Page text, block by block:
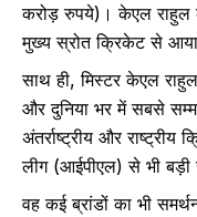
करोड़ रुपये)। केएल
मुख्य स्रोत क्रिकेट से
साथ ही, मिस्टर केएल
और दुनिया भर में सबसे
अंतर्राष्ट्रीय और
लीग (आईपीएल) से भी
वह कई ब्रांडों का भी